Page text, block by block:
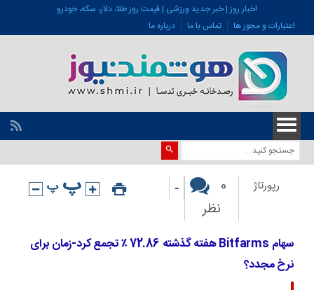
اخبار روز | خبر جدید ورزشی | قیمت روز طلا، دلار، سکه، خودرو
اعتبارات و مجوز ها
تماس با ما درباره ما
رپورتاژ
0
نظر
-
سهام Bitfarms هفته گذشته 72.86 ٪ تجمع کرد-زمان برای
نرخ مجدد؟